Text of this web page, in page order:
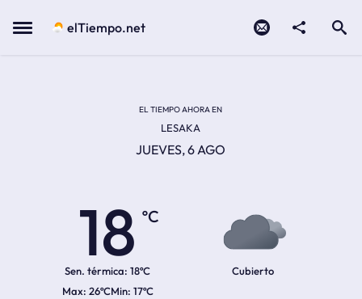
Menu elTiempo.net
EL TIEMPO AHORA EN
LESAKA
JUEVES, 6 AGO
18
ºC
Sen. térmica: 18ºC
26ºC 17ºC
Cubierto